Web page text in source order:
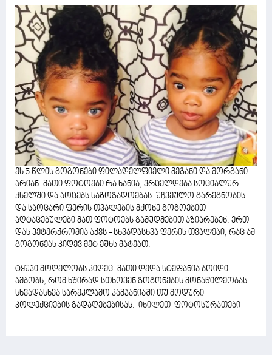
ეს 5 წლის გოგონები ფილადელფიელი მეგანი და მორგანი
არიან. მათი ფოტოები რა ხანია, ვრცელდება სოციალურ
ქსელში და აოცებს საზოგადოებას. უჩვეულო გარეგნობის
და საოცარი ფერის თვალების მქონე გოგოებით
აღტაცებულები მათ ფოტოებს გამუდმებით აზიარებენ. ერთ
დას ჰეტერქრომია აქვს - სხვადასხვა ფერის თვალები, რაც ამ
გოგონებს კიდევ მეტ ეშხს მატებთ.
ტყუპი მოდელობს კიდეც. მათი დედა სტეფანია ბოიდი
ამბობს, რომ ხშირად სთხოვენ გოგონების მონაწილეობას
სხვადასხვა სარეკლამო კამპანიაში თუ მოდური
კოლექციების გადაღებებისას. იხილეთ ფოტოსურათები